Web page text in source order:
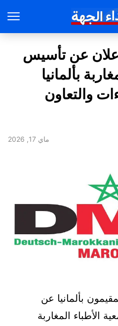
عن تأسيس
بألمانيا
والتعاون
ماي 17, 2026
بألمانيا عن
الأطباء المغاربة